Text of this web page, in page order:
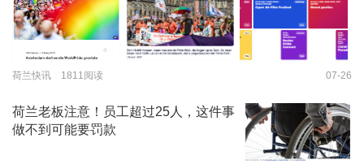
荷兰快讯 1811阅读 07-26
荷兰老板注意！员工超过25人，这件事
做不到可能要罚款